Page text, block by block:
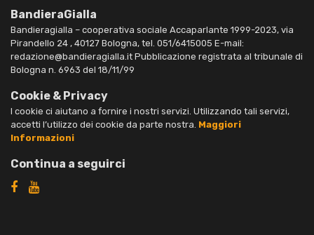
BandieraGialla
Bandieragialla – cooperativa sociale Accaparlante 1999-2023, via
Pirandello 24 , 40127 Bologna, tel. 051/6415005 E-mail:
redazione@bandieragialla.it Pubblicazione registrata al tribunale di
Bologna n. 6963 del 18/11/99
Cookie & Privacy
I cookie ci aiutano a fornire i nostri servizi. Utilizzando tali servizi,
accetti l’utilizzo dei cookie da parte nostra. Maggiori
Informazioni
Continua a seguirci